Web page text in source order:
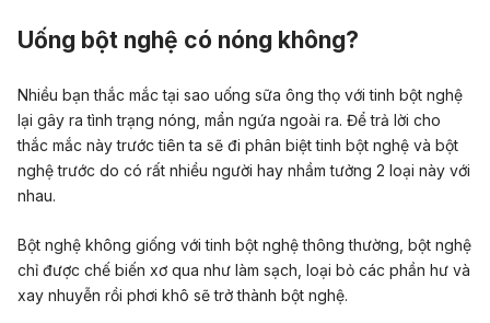
Uống bột nghệ có nóng không?
Nhiều bạn thắc mắc tại sao uống sữa ông thọ với tinh bột nghệ
lại gây ra tình trạng nóng, mẩn ngứa ngoài ra. Để trả lời cho
thắc mắc này trước tiên ta sẽ đi phân biệt tinh bột nghệ và bột
nghệ trước do có rất nhiều người hay nhầm tưởng 2 loại này với
nhau.
Bột nghệ không giống với tinh bột nghệ thông thường, bột nghệ
chỉ được chế biến xơ qua như làm sạch, loại bỏ các phần hư và
xay nhuyễn rồi phơi khô sẽ trở thành bột nghệ.